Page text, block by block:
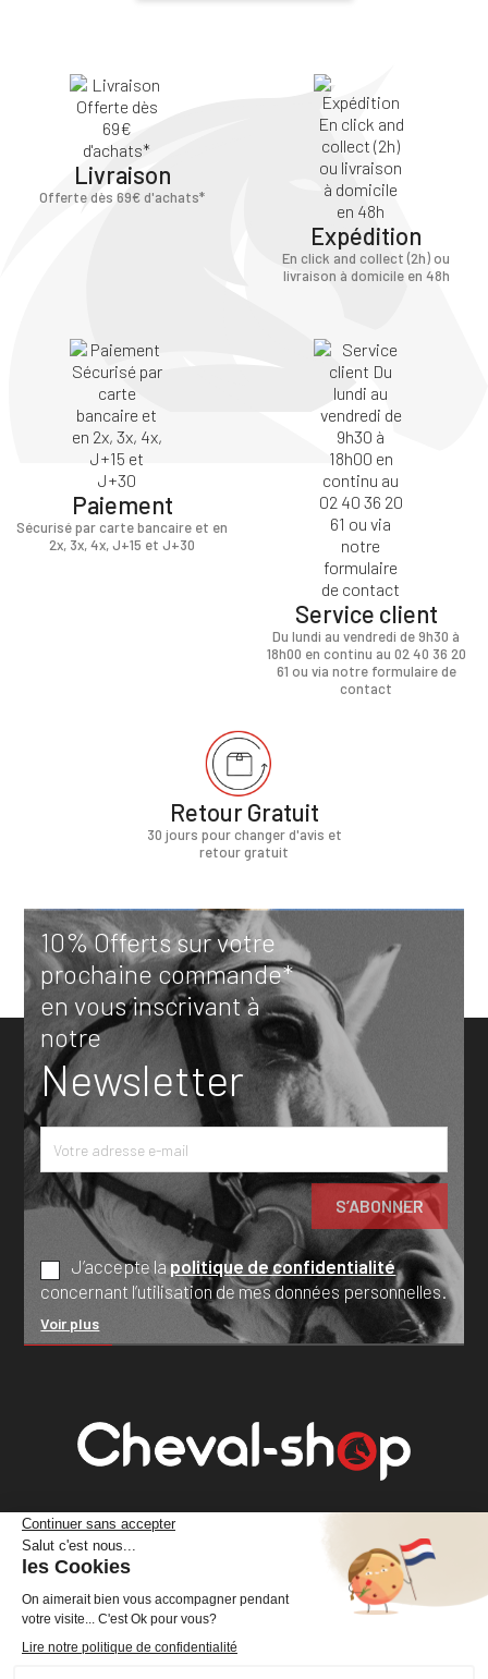
Livraison
Offerte dès 69€ d'achats*
Expédition
En click and collect (2h) ou
livraison à domicile en 48h
Paiement
Sécurisé par carte bancaire et en
2x, 3x, 4x, J+15 et J+30
Service client
Du lundi au vendredi de 9h30 à
18h00 en continu au 02 40 36 20
61 ou via notre formulaire de
contact
Retour Gratuit
30 jours pour changer d'avis et
retour gratuit
10% Offerts sur votre
prochaine commande*
en vous inscrivant à
notre
Newsletter
J’accepte lapolitique de confidentialité
concernant l’utilisation de mes données personnelles.
Voir plus
France
+33 (0)2 40 36 20 61
Vous devez être connecté pour enregistrer des
produits dans votre liste d'envie
SE
CONNECTER